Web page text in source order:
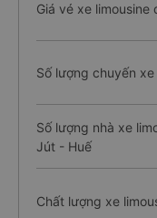
Giá vé xe limousine
Số lượng chuyến
Số lượng nhà xe
Jút - Huế
Chất lượng xe